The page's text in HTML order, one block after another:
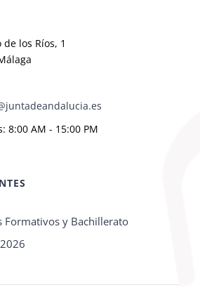
los Ríos, 1
8:00 AM - 15:00 PM
Formativos y Bachillerato